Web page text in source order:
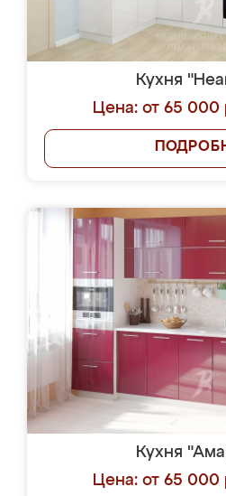
Кухня
Цена: от 65 000
Кухня
Цена: от 65 000